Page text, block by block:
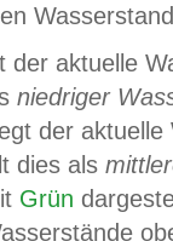
der aktuelle
niedriger
der
dies als
Grün